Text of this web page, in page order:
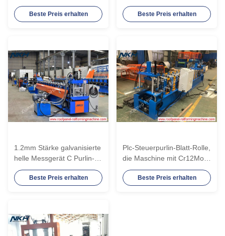
diemaschine bildet
Beste Preis erhalten
Maschine bildet
Beste Preis erhalten
1.2mm Stärke galvanisierte
helle Messgerät C Purlin-
Stahlmaschine
Beste Preis erhalten
Plc-Steuerpurlin-Blatt-Rolle,
die Maschine mit Cr12Mov-
Blatt bildet
Beste Preis erhalten